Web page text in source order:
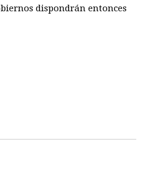
dispondrán entonces